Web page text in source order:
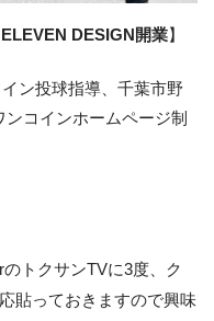
DESIGN開業】
ン投球指導、千葉市野
コインホームページ制
トクサンTVに3度、ク
貼っておきますので興味